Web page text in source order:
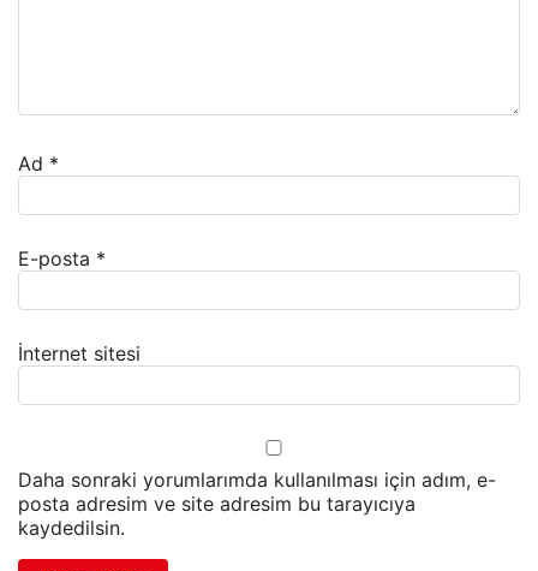
Ad *
E-posta *
İnternet sitesi
Daha sonraki yorumlarımda kullanılması için adım, e-
posta adresim ve site adresim bu tarayıcıya
kaydedilsin.